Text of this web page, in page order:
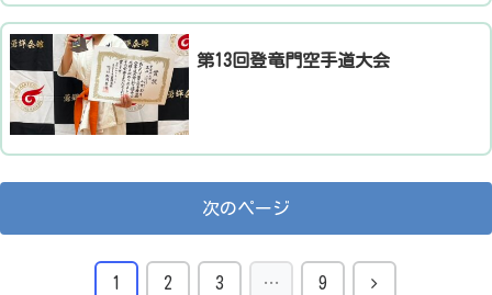
​第13回登竜門空手道大会
次のページ
1 2 3 … 9